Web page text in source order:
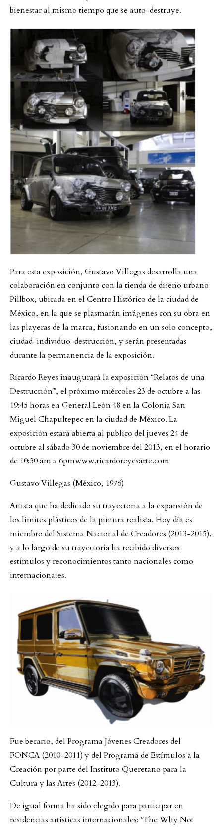
bienestar al mismo tiempo que se auto-destruye.
Para esta exposición, Gustavo Villegas desarrolla una
colaboración en conjunto con la tienda de diseño urbano
Pillbox, ubicada en el Centro Histórico de la ciudad de
México, en la que se plasmarán imágenes con su obra en
las playeras de la marca, fusionando en un solo concepto,
ciudad-individuo-destrucción, y serán presentadas
durante la permanencia de la exposición.
Ricardo Reyes inaugurará la exposición “Relatos de una
Destrucción”, el próximo miércoles 23 de octubre a las
19:45 horas en General León 48 en la Colonia San
Miguel Chapultepec en la ciudad de México. La
exposición estará abierta al publico del jueves 24 de
octubre al sábado 30 de noviembre del 2013, en el horario
de 10:30 am a 6pmwww.ricardoreyesarte.com
Gustavo Villegas (México, 1976)
Artista que ha dedicado su trayectoria a la expansión de
los límites plásticos de la pintura realista. Hoy día es
miembro del Sistema Nacional de Creadores (2013-2015),
y a lo largo de su trayectoria ha recibido diversos
estímulos y reconocimientos tanto nacionales como
internacionales.
Fue becario, del Programa Jóvenes Creadores del
FONCA (2010-2011) y del Programa de Estímulos a la
Creación por parte del Instituto Queretano para la
Cultura y las Artes (2012-2013).
De igual forma ha sido elegido para participar en
residencias artísticas internacionales: ‘The Why Not